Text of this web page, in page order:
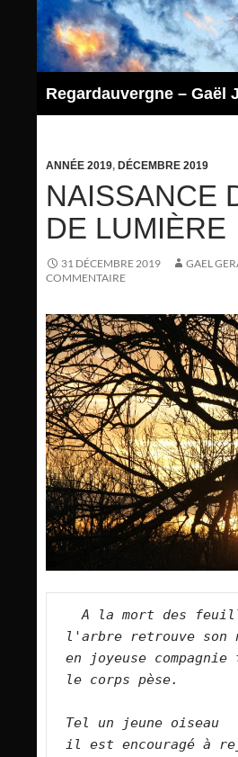
contenu
ANNÉE 2019, DÉCEMBRE 2019
NAISSANCE
DE LUMIÈRE
31 DÉCEMBRE 2019 GAEL
COMMENTAIRE
A la mort des
l'arbre retrouve son
en joyeuse
le corps pèse.
Tel un jeune oiseau
il est encouragé à